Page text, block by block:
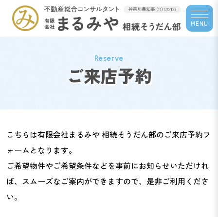
MENU
Reserve
ご来店予約
こちらは有限会社まるみや 相続そうだん部のご来店予約フ
ォームとなります。
ご希望物件やご希望条件などを事前にお知らせいただけれ
ば、スムーズなご案内ができますので、是非ご利用くださ
い。